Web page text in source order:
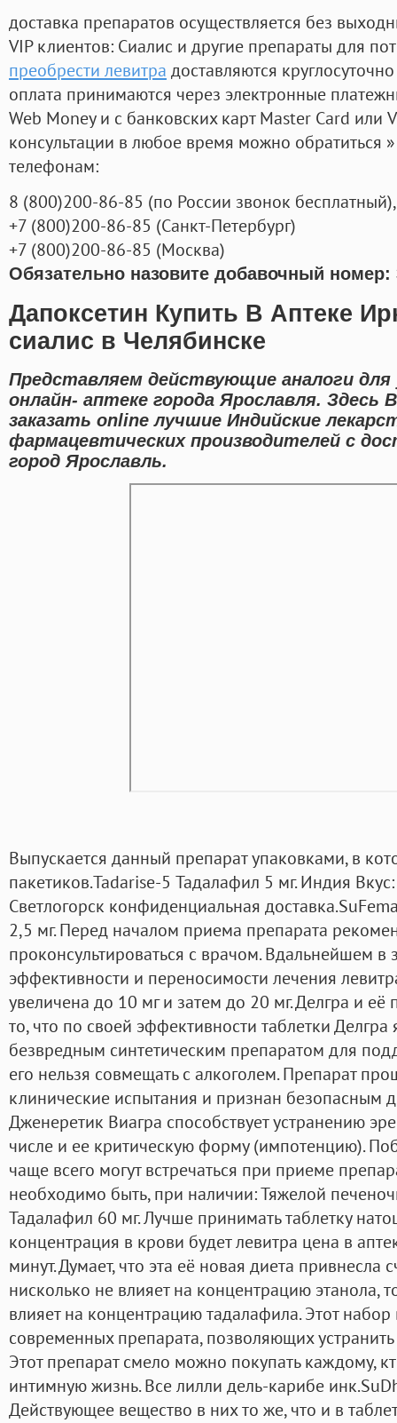
доставка препаратов осуществляется без
VIP клиентов: Сиалис и другие препараты для
преобрести левитра доставляются круглосуточно
оплата принимаются через электронные
Web Money и с банковских карт Master Card или
консультации в любое время можно обратиться
телефонам:
8 (800)200-86-85 (по России звонок бесплатный),
+7 (800)200-86-85 (Санкт-Петербург)
+7 (800)200-86-85 (Москва)
Обязательно назовите добавочный номер:
Дапоксетин Купить В Аптеке
сиалис в Челябинске
Представляем действующие аналоги для
онлайн- аптеке города Ярославля. Здесь
заказать online лучшие Индийские
фармацевтических производителей с
город Ярославль.
Выпускается данный препарат упаковками, в
пакетиков.Tadarise-5 Тадалафил 5 мг. Индия
Светлогорск конфиденциальная
2,5 мг. Перед началом приема препарата
проконсультироваться с врачом. Вдальнейшем в
эффективности и переносимости лечения
увеличена до 10 мг и затем до 20 мг. Делгра и
то, что по своей эффективности таблетки
безвредным синтетическим препаратом для
его нельзя совмещать с алкоголем. Препарат
клинические испытания и признан безопасным
Дженеретик Виагра способствует устранению
числе и ее критическую форму (импотенцию).
чаще всего могут встречаться при приеме
необходимо быть, при наличии: Тяжелой
Тадалафил 60 мг. Лучше принимать таблетку
концентрация в крови будет левитра цена в
минут. Думает, что эта её новая диета привнесла
нисколько не влияет на концентрацию этанола,
влияет на концентрацию тадалафила. Этот
современных препарата, позволяющих
Этот препарат смело можно покупать каждому,
интимную жизнь. Все лилли дель-карибе
Действующее вещество в них то же, что и в